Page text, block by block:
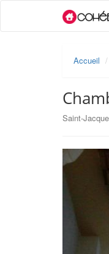
Accueil
Saint-